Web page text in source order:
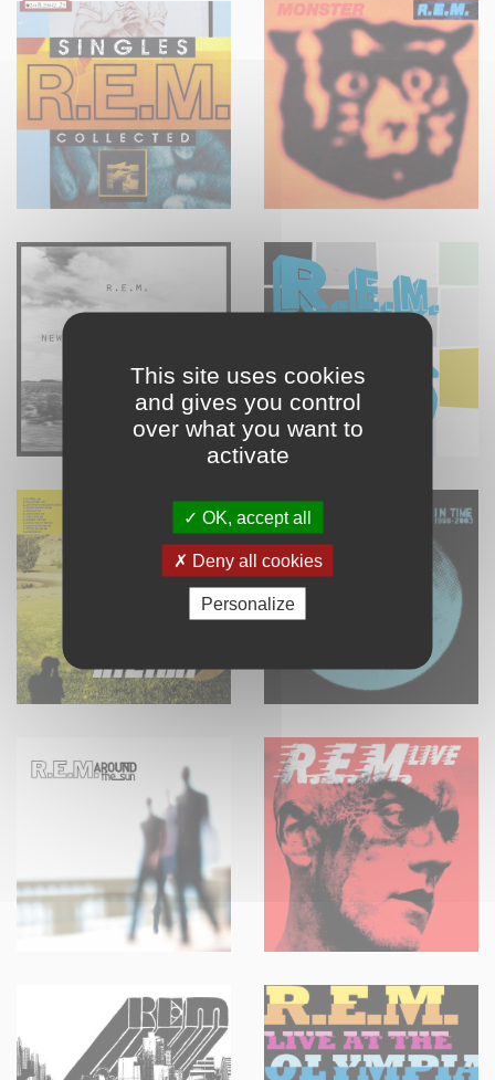
This site uses cookies
and gives you control
over what you want to
activate
OK, accept all
Deny all cookies
Personalize